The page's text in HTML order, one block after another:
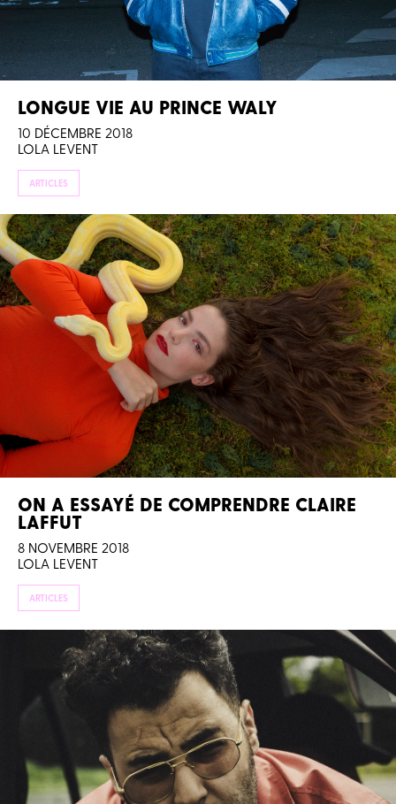
LONGUE VIE AU PRINCE WALY
10 DÉCEMBRE 2018
LOLA LEVENT
ARTICLES
ON A ESSAYÉ DE COMPRENDRE CLAIRE
LAFFUT
8 NOVEMBRE 2018
LOLA LEVENT
ARTICLES